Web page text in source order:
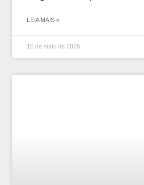
LEIA MAIS »
10 de maio de 2026